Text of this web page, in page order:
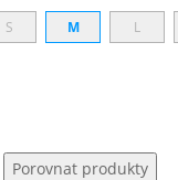
S M L
Porovnat produkty